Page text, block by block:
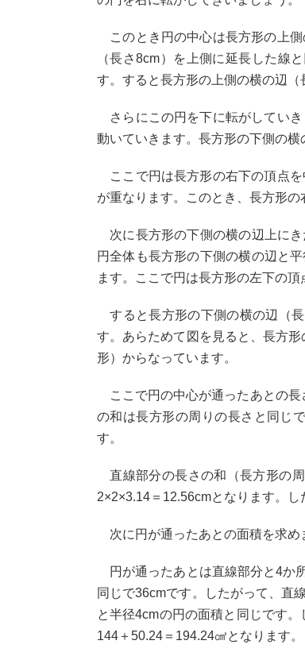
このとき円の中心は長方形の上側
（長さ8cm）を上側に延長した線
す。すると長方形の上側の横の辺（
さらにこの円を下に転がしていき
動いていきます。長方形の下側の
ここで円は長方形の右下の頂点を
が重なります。このとき、長方形
次に長方形の下側の横の辺上にき
円全体も長方形の下側の横の辺と
ます。ここで円は長方形の左下の
すると長方形の下側の横の辺（
す。あらためて図を見ると、長方
形）からなっています。
ここで円の中心が通ったあとの長
の和は長方形の周りの長さと同じ
す。
直線部分の長さの和（長方形の
2×2×3.14＝12.56cmとなります。
次に円が通ったあとの面積を求め
円が通ったあとは直線部分と4か
同じで36cmです。したがって、直
と半径4cmの円の面積と同じです
144＋50.24＝194.24㎠となります。